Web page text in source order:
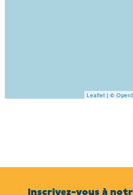
Leaflet | ©
Inscrivez-vous à